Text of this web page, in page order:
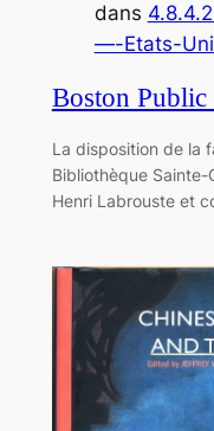
dans
—-Etats-
Boston
La disposition de la
Bibliothèque
Henri Labrouste et